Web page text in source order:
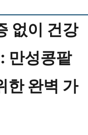
없이 건강
만성콩팥
한 완벽 가